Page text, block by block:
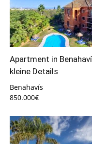
Apartment in
kleine Details
Benahavís
850.000€